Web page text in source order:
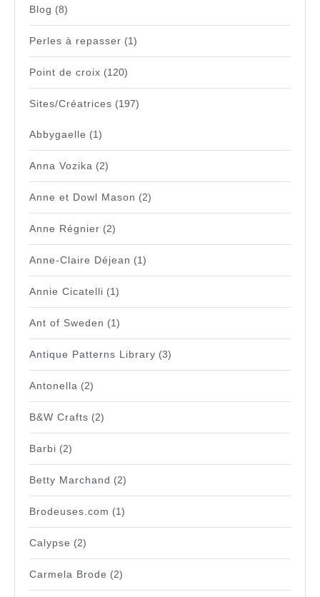
Blog (8)
Perles à repasser (1)
Point de croix (120)
Sites/Créatrices (197)
Abbygaelle (1)
Anna Vozika (2)
Anne et Dowl Mason (2)
Anne Régnier (2)
Anne-Claire Déjean (1)
Annie Cicatelli (1)
Ant of Sweden (1)
Antique Patterns Library (3)
Antonella (2)
B&W Crafts (2)
Barbi (2)
Betty Marchand (2)
Brodeuses.com (1)
Calypse (2)
Carmela Brode (2)